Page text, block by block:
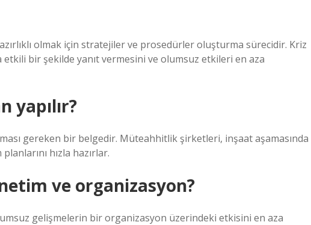
olmak için stratejiler ve prosedürler oluşturma sürecidir. Kriz
etkili bir şekilde yanıt vermesini ve olumsuz etkileri en aza
yapılır?
gereken bir belgedir. Müteahhitlik şirketleri, inşaat aşamasında
hızla hazırlar.
ve organizasyon?
gelişmelerin bir organizasyon üzerindeki etkisini en aza